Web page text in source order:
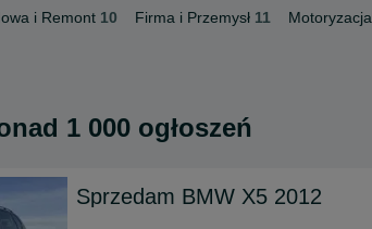
i Remont 10 Firma i Przemysł 11 Motoryzacja
1 000 ogłoszeń
Sprzedam BMW X5 2012